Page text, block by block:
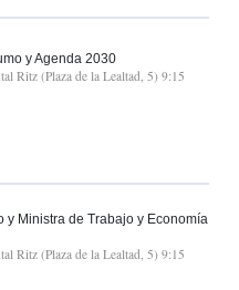
y Agenda 2030
Ritz (Plaza de la Lealtad, 5) 9:15
Ministra de Trabajo y Economía
Ritz (Plaza de la Lealtad, 5) 9:15